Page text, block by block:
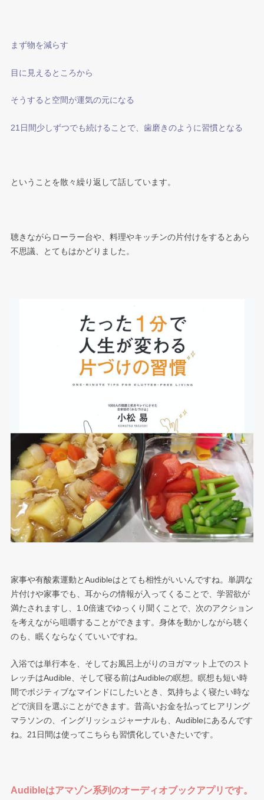
まず物を減らす
目に見えるところから
そうすると空間が運気の元になる
21日間少しずつでも続けることで、歯磨きのように習慣となる
ということを散々繰り返して話しています。
聴きながらローラー台や、料理やキッチンの片付けをするとあら
不思議、とてもはかどりました。
家事や有酸素運動とAudibleはとても相性がいいんですね。単調な
片付けや家事でも、耳からの情報が入ってくることで、学習欲が
満たされますし、1.0倍速でゆっくり聞くことで、次のアクション
を考えながら咀嚼することができます。身体を動かしながら聴く
のも、眠くならなくていいですね。
入浴では単行本を、そしてお風呂上がりのヨガマット上でのスト
レッチはAudible、そして寝る前はAudibleの瞑想。瞑想も短い時
間でポジティブなマインドにしたいとき、気持ちよく寝たい時な
どで演目を選ぶことができます。昔高いお金を払ってヒアリング
マラソンの、イングリッシュジャーナルも、Audibleにあるんです
ね。21日間は使ってこちらも習慣化していきたいです。
Audibleはアマゾン系列のオーディオブックアプリです。